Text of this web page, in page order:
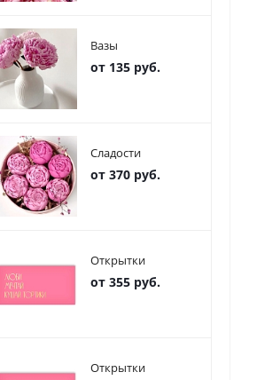
Вазы
от 135 руб.
Сладости
от 370 руб.
Открытки
от 355 руб.
Открытки